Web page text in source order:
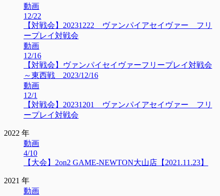
動画
12/22
【対戦会】20231222 ヴァンパイアセイヴァー フリ
ープレイ対戦会
動画
12/16
【対戦会】ヴァンパイセイヴァーフリープレイ対戦会
～東西戦 2023/12/16
動画
12/1
【対戦会】20231201 ヴァンパイアセイヴァー フリ
ープレイ対戦会
2022 年
動画
4/10
【大会】2on2 GAME-NEWTON大山店【2021.11.23】
2021 年
動画